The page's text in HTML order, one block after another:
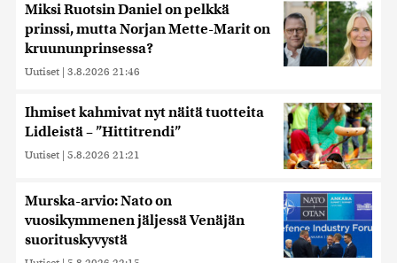
Miksi Ruotsin Daniel on pelkkä
prinssi, mutta Norjan Mette-Marit on
kruununprinsessa?
Uutiset | 3.8.2026 21:46
Ihmiset kahmivat nyt näitä tuotteita
Lidleistä – ”Hittitrendi”
Uutiset | 5.8.2026 21:21
Murska-arvio: Nato on
vuosikymmenen jäljessä Venäjän
suorituskyvystä